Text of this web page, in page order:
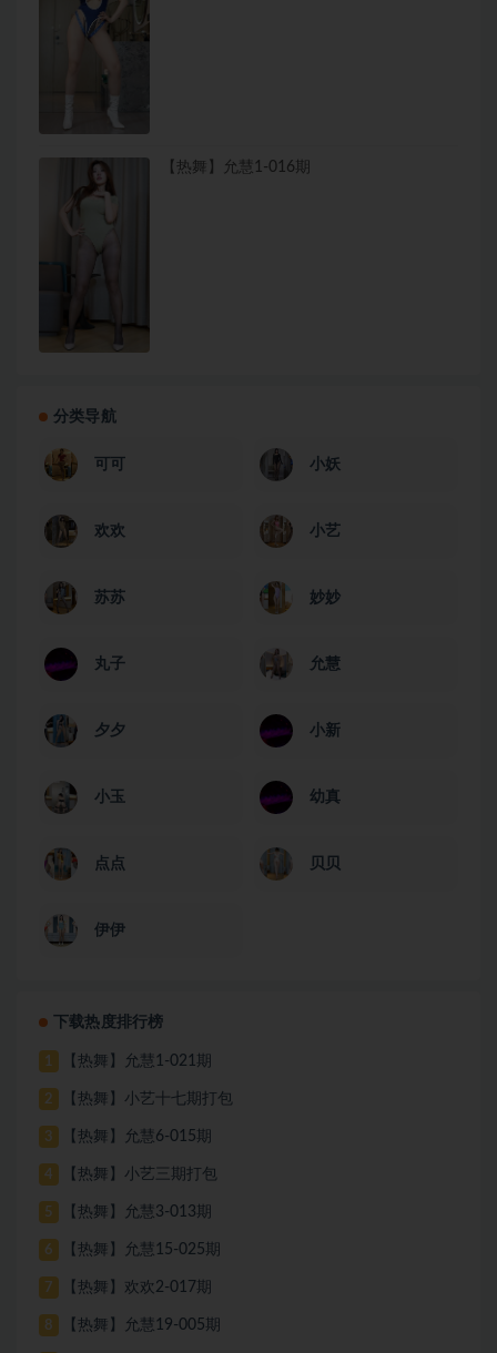
【热舞】允慧1-016期
分类导航
可可 小妖
欢欢 小艺
苏苏 妙妙
丸子 允慧
夕夕 小新
小玉 幼真
点点 贝贝
伊伊
下载热度排行榜
1 【热舞】允慧1-021期
2 【热舞】小艺十七期打包
3 【热舞】允慧6-015期
4 【热舞】小艺三期打包
5 【热舞】允慧3-013期
6 【热舞】允慧15-025期
7 【热舞】欢欢2-017期
8 【热舞】允慧19-005期